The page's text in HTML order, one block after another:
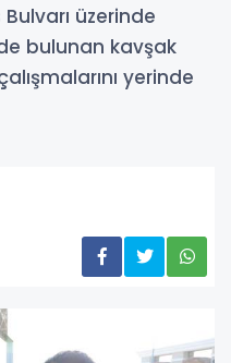
üzerinde
bulunan kavşak
yerinde